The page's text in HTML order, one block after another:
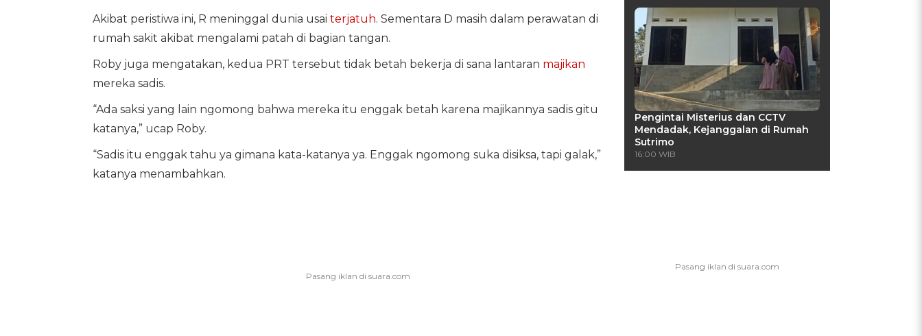
Akibat peristiwa ini, R meninggal dunia usai terjatuh. Sementara D masih dalam perawatan di
rumah sakit akibat mengalami patah di bagian tangan.
Roby juga mengatakan, kedua PRT tersebut tidak betah bekerja di sana lantaran majikan
mereka sadis.
“Ada saksi yang lain ngomong bahwa mereka itu enggak betah karena majikannya sadis gitu
katanya,” ucap Roby.
“Sadis itu enggak tahu ya gimana kata-katanya ya. Enggak ngomong suka disiksa, tapi galak,”
katanya menambahkan.
Pengintai Misterius dan CCTV
Mendadak, Kejanggalan di Rumah
Sutrimo
16:00 WIB